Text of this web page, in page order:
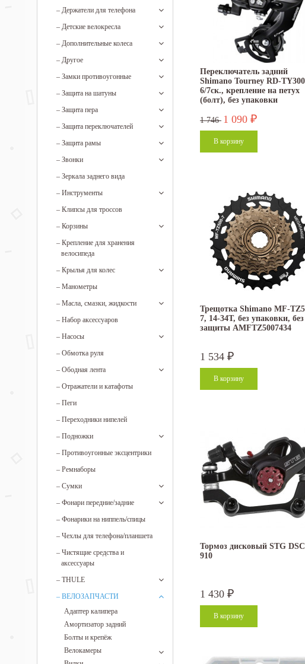
– Держатели для телефона
– Детские велокресла
– Дополнительные колеса
– Другое
– Замки противоугонные
– Защита на шатуны
– Защита пера
– Защита переключателей
– Защита рамы
– Звонки
– Зеркала заднего вида
– Инструменты
– Клипсы для троссов
– Корзины
– Крепление для хранения
велосипеда
– Крылья для колес
– Манометры
– Масла, смазки, жидкости
– Набор аксессуаров
– Насосы
– Обмотка руля
– Ободная лента
– Отражатели и катафоты
– Пеги
– Переходники нипелей
– Подножки
– Противоугонные эксцентрики
– Ремнаборы
– Сумки
– Фонари передние/задние
– Фонарики на ниппель/спицы
– Чехлы для телефона/планшета
– Чистящие средства и
аксессуары
– THULE
– ВЕЛОЗАПЧАСТИ
Адаптер калипера
Амортизатор задний
Болты и крепёж
Велокамеры
Переключатель задний
Shimano Tourney RD-
6/7ск., крепление на петух
(болт), без упаковки
1 746 1 090 ₽
Трещотка Shimano MF-
7, 14-34T, без упаковки, без
защиты AMFTZ5007434
1 534 ₽
Тормоз дисковый STG DSC
910
1 430 ₽